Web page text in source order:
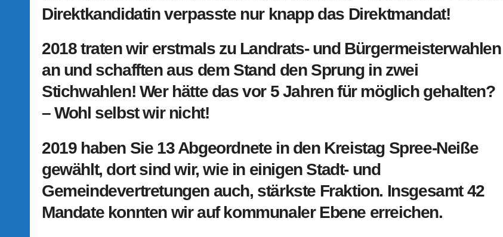
Direktkandidatin verpasste nur knapp das Direktmandat!
2018 traten wir erstmals zu Landrats- und Bürgermeisterwahlen
an und schafften aus dem Stand den Sprung in zwei
Stichwahlen! Wer hätte das vor 5 Jahren für möglich gehalten?
– Wohl selbst wir nicht!
2019 haben Sie 13 Abgeordnete in den Kreistag Spree-Neiße
gewählt, dort sind wir, wie in einigen Stadt- und
Gemeindevertretungen auch, stärkste Fraktion. Insgesamt 42
Mandate konnten wir auf kommunaler Ebene erreichen.